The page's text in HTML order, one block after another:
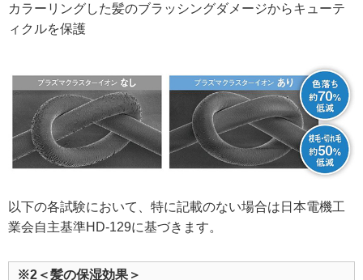
カラーリングした髪のブラッシングダメージからキューテ
ィクルを保護
以下の各試験において、特に記載のない場合は日本電機工
業会自主基準HD-129に基づきます。
※2＜髪の保湿効果＞